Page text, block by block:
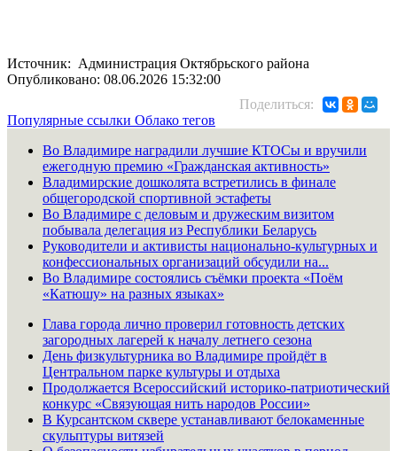
Источник: Администрация Октябрьского района
Опубликовано: 08.06.2026 15:32:00
Поделиться:
Популярные ссылки Облако тегов
Во Владимире наградили лучшие КТОСы и вручили
ежегодную премию «Гражданская активность»
Владимирские дошколята встретились в финале
общегородской спортивной эстафеты
Во Владимире с деловым и дружеским визитом
побывала делегация из Республики Беларусь
Руководители и активисты национально-культурных и
конфессиональных организаций обсудили на...
Во Владимире состоялись съёмки проекта «Поём
«Катюшу» на разных языках»
Глава города лично проверил готовность детских
загородных лагерей к началу летнего сезона
День физкультурника во Владимире пройдёт в
Центральном парке культуры и отдыха
Продолжается Всероссийский историко-патриотический
конкурс «Связующая нить народов России»
В Курсантском сквере устанавливают белокаменные
скульптуры витязей